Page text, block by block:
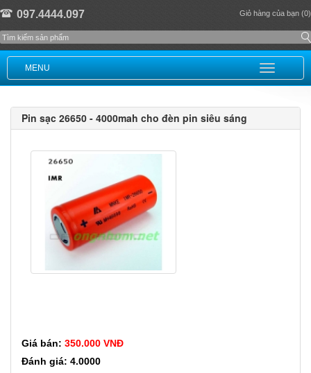
097.4444.097 Giỏ hàng của bạn (0)
MENU
Pin sạc 26650 - 4000mah cho đèn pin siêu sáng
Giá bán: 350.000 VNĐ
Đánh giá: 4.0000